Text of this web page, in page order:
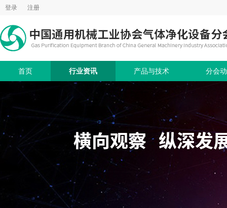
登录 注册
首页 行业资讯 产品与技术 分会